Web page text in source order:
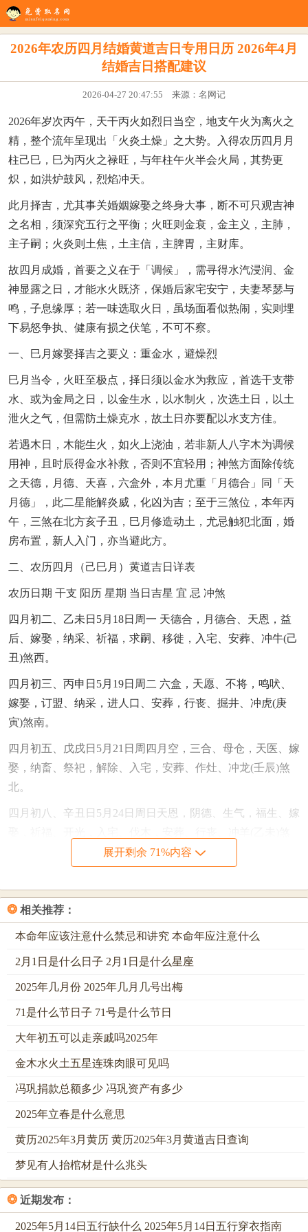
生辰八字 八字配对 在线起名 姓名测试 八字排盘 看风水
2026年农历四月结婚黄道吉日专用日历 2026年4月
结婚吉日搭配建议
2026-04-27 20:47:55 来源：名网记
2026年岁次丙午，天干丙火如烈日当空，地支午火为离火之
精，整个流年呈现出「火炎土燥」之大势。入得农历四月月
柱己巳，巳为丙火之禄旺，与年柱午火半会火局，其势更
炽，如洪炉鼓风，烈焰冲天。
此月择吉，尤其事关婚姻嫁娶之终身大事，断不可只观吉神
之名相，须深究五行之平衡；火旺则金衰，金主义，主肺，
主子嗣；火炎则土焦，土主信，主脾胃，主财库。
故四月成婚，首要之义在于「调候」，需寻得水汽浸润、金
神显露之日，才能水火既济，保婚后家宅安宁，夫妻琴瑟与
鸣，子息缘厚；若一味选取火日，虽场面看似热闹，实则埋
下易怒争执、健康有损之伏笔，不可不察。
一、巳月嫁娶择吉之要义：重金水，避燥烈
巳月当令，火旺至极点，择日须以金水为救应，首选干支带
水、或为金局之日，以金生水，以水制火，次选土日，以土
泄火之气，但需防土燥克水，故土日亦要配以水支方佳。
若遇木日，木能生火，如火上浇油，若非新人八字木为调候
用神，且时辰得金水补救，否则不宜轻用；神煞方面除传统
之天德，月德、天喜，六盒外，本月尤重「月德合」同「天
月德」，此二星能解炎威，化凶为吉；至于三煞位，本年丙
午，三煞在北方亥子丑，巳月修造动土，尤忌触犯北面，婚
房布置，新人入门，亦当避此方。
二、农历四月（己巳月）黄道吉日详表
农历日期 干支 阳历 星期 当日吉星 宜 忌 冲煞
四月初二、乙未日5月18日周一 天德合，月德合、天恩，益
后、嫁娶，纳采、祈福，求嗣、移徙，入宅、安葬、冲牛(己
丑)煞西。
四月初三、丙申日5月19日周二 六盒，天愿、不将，鸣吠、
嫁娶，订盟、纳采，进人口、安葬，行丧、掘井、冲虎(庚
寅)煞南。
四月初五、戊戌日5月21日周四月空，三合、母仓，天医、嫁
娶，纳畜、祭祀，解除、入宅，安葬、作灶、冲龙(壬辰)煞
北。
四月初八、辛丑日5月24日周日天恩，阴德、生气，福生、嫁
娶、出行，纳财、交易、安葬，行丧、探病、冲猪(己亥)煞
东。
四月十四、丁未日5月30日周六 天德，不将、明堂、嫁娶，
祭祀、祈福，开市、安葬，修坟、作灶、冲牛(辛丑)煞西。
四月二十、癸丑日6月5日周五 三合，天仓、五富，宝光、嫁
娶，订婚、纳财，安床、开光，破土、安葬、冲羊(丁未)煞
亲友、裁衣，合帐、移徙，入宅、安葬、冲牛(癸丑)煞西。
三、逐日择吉精解与吉时搭配
四月初二·乙未日（5月18日）：此日堪为四月嫁娶之首选；
天德合与月德合同辉，乃是天地德泽会合之日，主夫妇二人
同心，德被家宅，万事顺遂；乙未自身，未为木库，又为财
库，乙木坐库，主新娘持家有道，财禄丰盈；虽值复日，俗
云重复，然婚嫁正喜成双成对，复日亦不为凶，吉时选巳时
（9-11时），巳火生未土，又为天德合临位，阳气升腾，此
展开剩余 71%内容
❂ 相关推荐：
本命年应该注意什么禁忌和讲究 本命年应注意什么
2月1日是什么日子 2月1日是什么星座
2025年几月份 2025年几月几号出梅
71是什么节日子 71号是什么节日
大年初五可以走亲戚吗2025年
金木水火土五星连珠肉眼可见吗
冯巩捐款总额多少 冯巩资产有多少
2025年立春是什么意思
黄历2025年3月黄历 黄历2025年3月黄道吉日查询
梦见有人抬棺材是什么兆头
❂ 近期发布：
2025年5月14日五行缺什么 2025年5月14日五行穿衣指南